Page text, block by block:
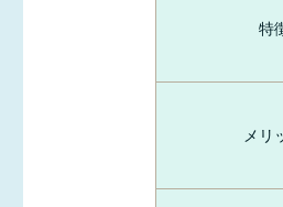
特
メリ